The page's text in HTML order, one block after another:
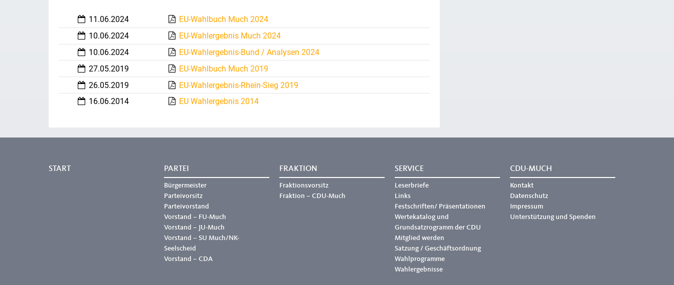
11.06.2024
EU-Wahlbuch Much 2024
10.06.2024
EU-Wahlergebnis Much 2024
10.06.2024
EU-Wahlergebnis-Bund / Analysen 2024
27.05.2019
EU-Wahlbuch Much 2019
26.05.2019
EU-Wahlergebnis-Rhein-Sieg 2019
16.06.2014
EU Wahlergebnis 2014
START PARTEI
Bürgermeister
Parteivorsitz
Parteivorstand
Vorstand – FU-Much
Vorstand – JU-Much
Vorstand – SU Much/NK-
Seelscheid
Vorstand – CDA
FRAKTION
Fraktionsvorsitz
Fraktion – CDU-Much
SERVICE
Leserbriefe
Links
Festschriften/ Präsentationen
Wertekatalog und
Grundsatzrogramm der CDU
Mitglied werden
Satzung / Geschäftsordnung
Wahlprogramme
Wahlergebnisse
CDU-MUCH
Kontakt
Datenschutz
Impressum
Unterstützung und Spenden